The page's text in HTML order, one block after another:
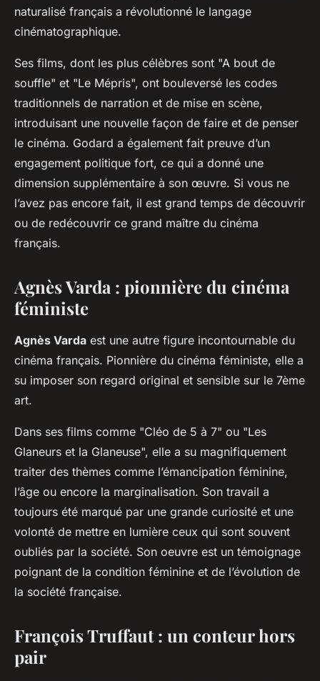
naturalisé français a révolutionné le langage
cinématographique.
Ses films, dont les plus célèbres sont "A bout de
souffle" et "Le Mépris", ont bouleversé les codes
traditionnels de narration et de mise en scène,
introduisant une nouvelle façon de faire et de penser
le cinéma. Godard a également fait preuve d’un
engagement politique fort, ce qui a donné une
dimension supplémentaire à son œuvre. Si vous ne
l’avez pas encore fait, il est grand temps de découvrir
ou de redécouvrir ce grand maître du cinéma
français.
Agnès Varda : pionnière du cinéma
féministe
Agnès Varda est une autre figure incontournable du
cinéma français. Pionnière du cinéma féministe, elle a
su imposer son regard original et sensible sur le 7ème
art.
Dans ses films comme "Cléo de 5 à 7" ou "Les
Glaneurs et la Glaneuse", elle a su magnifiquement
traiter des thèmes comme l’émancipation féminine,
l’âge ou encore la marginalisation. Son travail a
toujours été marqué par une grande curiosité et une
volonté de mettre en lumière ceux qui sont souvent
oubliés par la société. Son oeuvre est un témoignage
poignant de la condition féminine et de l’évolution de
la société française.
François Truffaut : un conteur hors
pair